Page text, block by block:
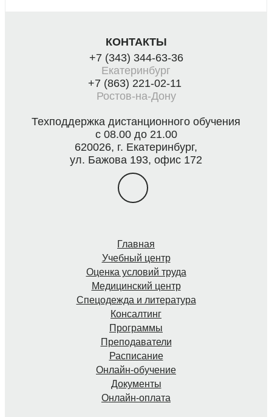
КОНТАКТЫ
+7 (343) 344-63-36
Екатеринбург
+7 (863) 221-02-11
Ростов-на-Дону
Техподдержка дистанционного обучения
с 08.00 до 21.00
620026, г. Екатеринбург,
ул. Бажова 193, офис 172
Главная
Учебный центр
Оценка условий труда
Медицинский центр
Спецодежда и литература
Консалтинг
Программы
Преподаватели
Расписание
Онлайн-обучение
Документы
Онлайн-оплата